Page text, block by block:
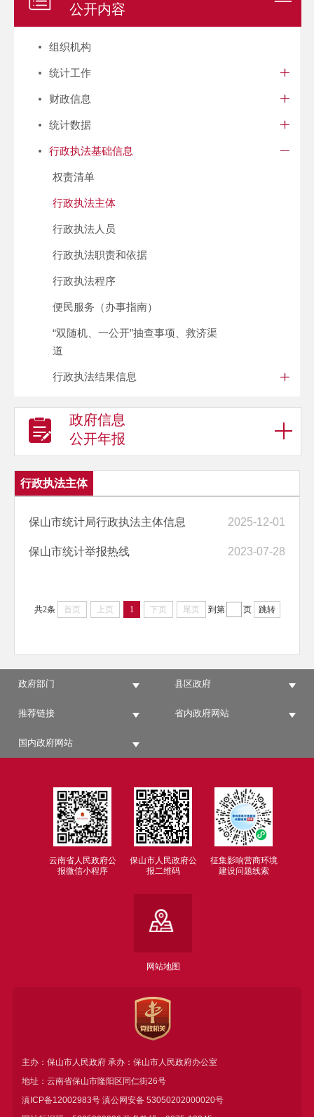
公开内容
组织机构
统计工作
财政信息
统计数据
行政执法基础信息
权责清单
行政执法主体
行政执法人员
行政执法职责和依据
行政执法程序
便民服务（办事指南）
“双随机、一公开”抽查事项、救济渠
道
行政执法结果信息
政府信息
公开年报
行政执法主体
保山市统计局行政执法主体信息 2025-12-01
保山市统计举报热线 2023-07-28
共2条 首页 上页 1 下页 尾页 到第 页 跳转
政府部门 县区政府
推荐链接 省内政府网站
国内政府网站
云南省人民政府公
报微信小程序
保山市人民政府公
报二维码
征集影响营商环境
建设问题线索
网站地图
主办：保山市人民政府 承办：保山市人民政府办公室
地址：云南省保山市隆阳区同仁街26号
滇ICP备12002983号滇公网安备 53050202000020号